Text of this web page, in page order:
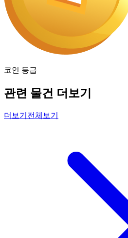
코인 등급
관련 물건 더보기
더보기 전체보기